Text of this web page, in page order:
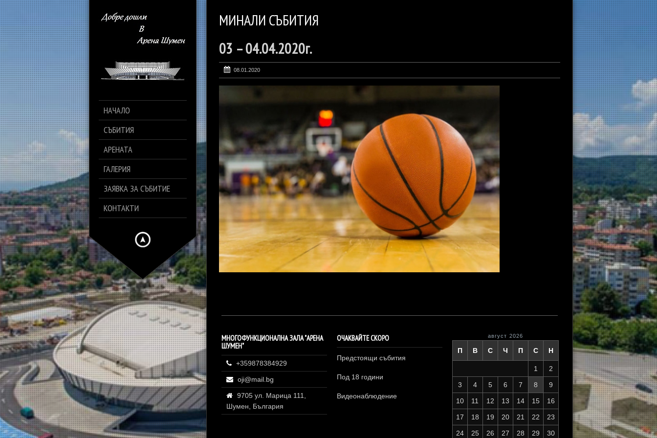
НАЧАЛО
СЪБИТИЯ
АРЕНАТА
ГАЛЕРИЯ
ЗАЯВКА ЗА СЪБИТИЕ
КОНТАКТИ
МИНАЛИ СЪБИТИЯ
03 – 04.04.2020г.
08.01.2020
МНОГОФУНКЦИОНАЛНА ЗАЛА "АРЕНА
ШУМЕН"
+359878384929
oji@mail.bg
9705 ул. Марица 111,
Шумен, България
ОЧАКВАЙТЕ СКОРО
Предстоящи събития
Под 18 години
Видеонаблюдение
август 2026
П В С Ч П С Н
1 2
3 4 5 6 7 8 9
10 11 12 13 14 15 16
17 18 19 20 21 22 23
24 25 26 27 28 29 30